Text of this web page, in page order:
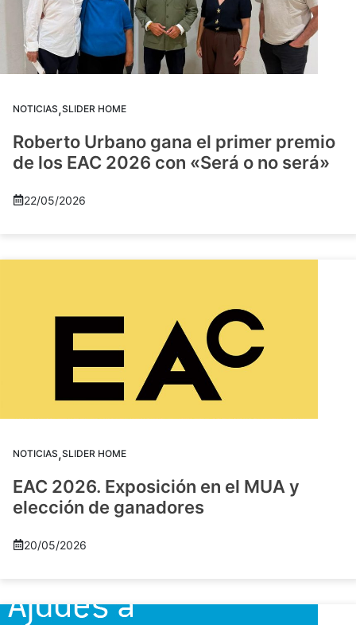
NOTICIAS,SLIDER HOME
Roberto Urbano gana el primer premio
de los EAC 2026 con «Será o no será»
22/05/2026
NOTICIAS,SLIDER HOME
EAC 2026. Exposición en el MUA y
elección de ganadores
20/05/2026